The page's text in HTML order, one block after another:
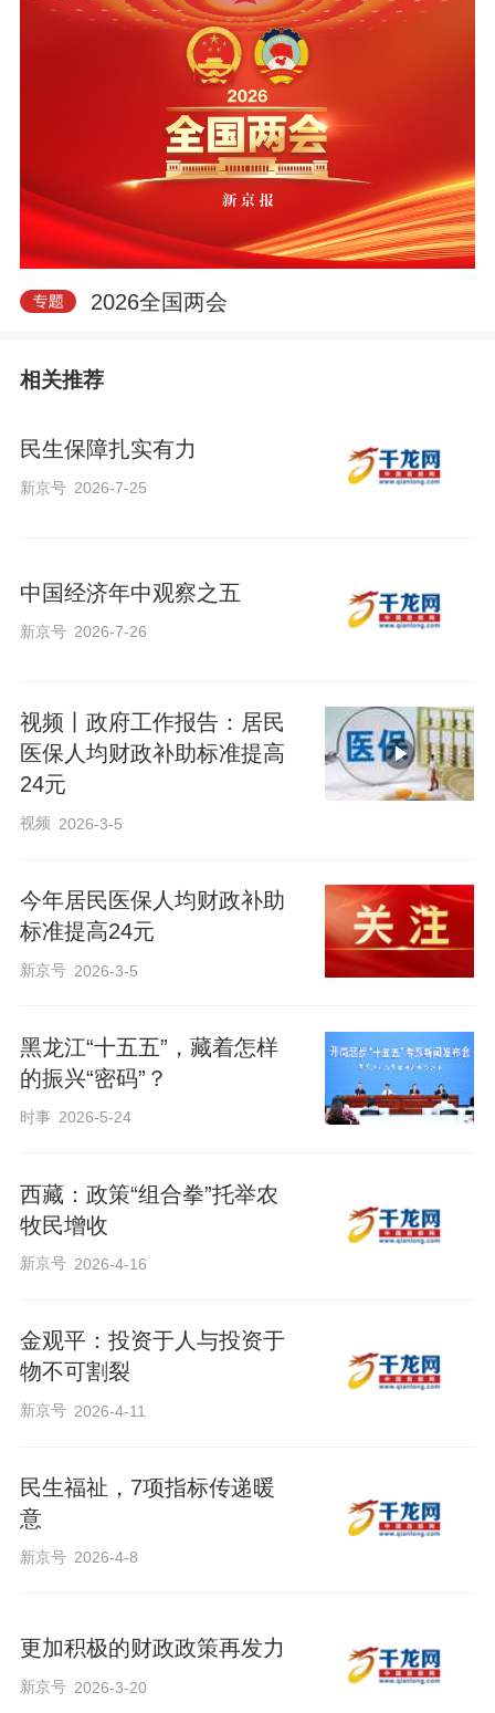
2026全国两会
相关推荐
民生保障扎实有力
新京号 2026-7-25
中国经济年中观察之五
新京号 2026-7-26
视频丨政府工作报告：居民
医保人均财政补助标准提高
24元
视频 2026-3-5
今年居民医保人均财政补助
标准提高24元
新京号 2026-3-5
黑龙江“十五五”，藏着怎样
的振兴“密码”？
时事 2026-5-24
西藏：政策“组合拳”托举农
牧民增收
新京号 2026-4-16
金观平：投资于人与投资于
物不可割裂
新京号 2026-4-11
民生福祉，7项指标传递暖
意
新京号 2026-4-8
更加积极的财政政策再发力
新京号 2026-3-20